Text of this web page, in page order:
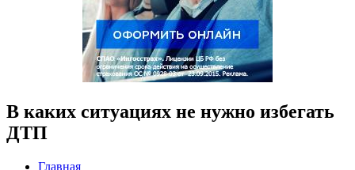
В каких ситуациях не нужно избегать
ДТП
Главная